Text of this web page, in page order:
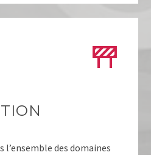


l’ensemble des domaines